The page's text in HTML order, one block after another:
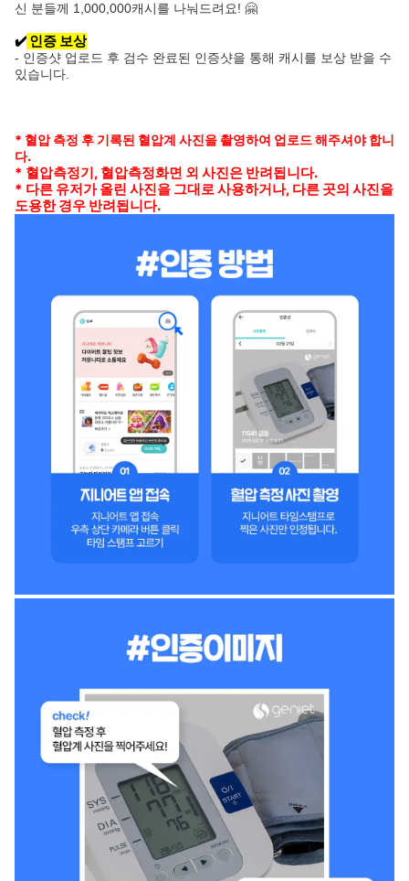
신 분들께 1,000,000캐시를 나눠드려요! 🤗
✔️ 인증 보상
- 인증샷 업로드 후 검수 완료된 인증샷을 통해 캐시를 보상 받을 수
있습니다.
* 혈압 측정 후 기록된 혈압계 사진을 촬영하여 업로드 해주셔야 합니
다.
* 혈압측정기, 혈압측정화면 외 사진은 반려됩니다.
* 다른 유저가 올린 사진을 그대로 사용하거나, 다른 곳의 사진을
도용한 경우 반려됩니다.